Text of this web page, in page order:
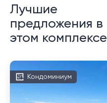
Лучшие
предложения в
этом комплексе
Кондоминиум